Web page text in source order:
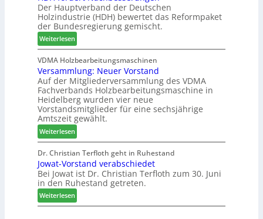
t
e
m
h
e
n
2
0
2
6
t
B
e
s
u
c
h
e
r
z
a
h
l
e
n
t
b
o
t
h
i
l
f
t
b
e
i
P
r
o
d
u
k
t
s
Der Hauptverband der Deutschen
Holzindustrie (HDH) bewertet das Reformpaket
der Bundesregierung gemischt.
Weiterlesen:
H
D
H
f
o
r
d
e
r
t
N
a
c
h
b
e
VDMA Holzbearbeitungsmaschinen
Versammlung: Neuer Vorstand
Auf der Mitgliederversammlung des VDMA
Fachverbands Holzbearbeitungsmaschine in
Heidelberg wurden vier neue
Vorstandsmitglieder für eine sechsjährige
Amtszeit gewählt.
Weiterlesen:
V
e
r
s
a
m
Dr. Christian Terfloth geht in Ruhestand
Jowat-Vorstand verabschiedet
Bei Jowat ist Dr. Christian Terfloth zum 30. Juni
in den Ruhestand getreten.
Weiterlesen:
J